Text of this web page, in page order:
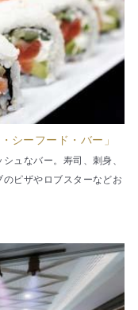
シーフード・バー」
ュなバー。寿司、刺身、
ピザやロブスターなどお